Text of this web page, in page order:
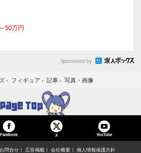
50万円
Sponsored by
› フィギュア › 記事 › 写真・画像
Facebook X YouTube
お問合せ 広告掲載 会社概要 個人情報保護方針